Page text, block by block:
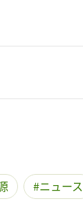
ニュース